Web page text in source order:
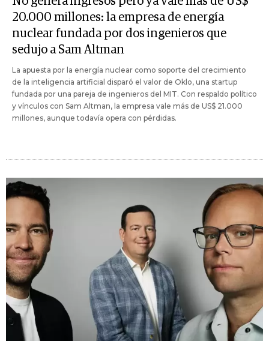
20.000 millones: la empresa de energía
nuclear fundada por dos ingenieros que
sedujo a Sam Altman
La apuesta por la energía nuclear como soporte del crecimiento
de la inteligencia artificial disparó el valor de Oklo, una startup
fundada por una pareja de ingenieros del MIT. Con respaldo político
y vínculos con Sam Altman, la empresa vale más de US$ 21.000
millones, aunque todavía opera con pérdidas.